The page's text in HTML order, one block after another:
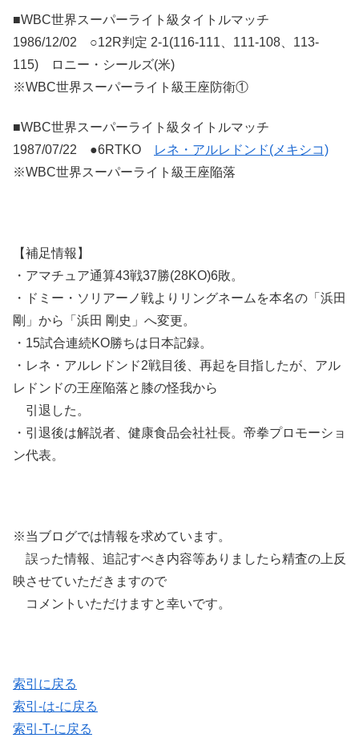
■WBC世界スーパーライト級タイトルマッチ
1986/12/02 ○12R判定 2-1(116-111、111-108、113-
115) ロニー・シールズ(米)
※WBC世界スーパーライト級王座防衛①
■WBC世界スーパーライト級タイトルマッチ
1987/07/22 ●6RTKO
レネ・アルレドンド(メキシコ)
※WBC世界スーパーライト級王座陥落
【補足情報】
・アマチュア通算43戦37勝(28KO)6敗。
・ドミー・ソリアーノ戦よりリングネームを本名の「浜田
剛」から「浜田 剛史」へ変更。
・15試合連続KO勝ちは日本記録。
・レネ・アルレドンド2戦目後、再起を目指したが、アル
レドンドの王座陥落と膝の怪我から
引退した。
・引退後は解説者、健康食品会社社長。帝拳プロモーショ
ン代表。
※当ブログでは情報を求めています。
誤った情報、追記すべき内容等ありましたら精査の上反
映させていただきますので
コメントいただけますと幸いです。
索引に戻る
索引-は-に戻る
索引-T-に戻る